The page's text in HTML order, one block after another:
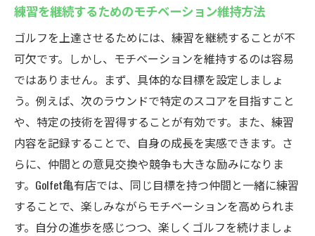
初めてでも安心して利用できるサポート体
制
手ぶらで通えるゴルフスクールの魅力
効率的に練習できる亀有のインドアゴルフスク
ールの魅力
短時間で効果を実感するトレーニングメニ
ュー
時間を有効活用したプログラムの充実
自分のペースでスキルアップするための工
夫
練習を継続するためのモチベーション維持方法
ゴルフを上達させるためには、練習を継続することが不
可欠です。しかし、モチベーションを維持するのは容易
ではありません。まず、具体的な目標を設定しましょ
う。例えば、次のラウンドで特定のスコアを目指すこと
や、特定の技術を習得することが有効です。また、練習
内容を記録することで、自身の成長を実感できます。さ
らに、仲間との意見交換や競争も大きな励みになりま
す。Golfet亀有店では、同じ目標を持つ仲間と一緒に練習
することで、楽しみながらモチベーションを高められま
す。自分の進歩を感じつつ、楽しくゴルフを続けましょ